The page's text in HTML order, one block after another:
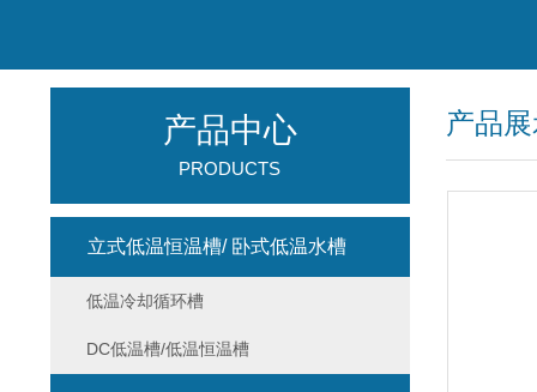
产品
产品中心
PRODUCTS
立式低温恒温槽/ 卧式低温水槽
低温冷却循环槽
DC低温槽/低温恒温槽